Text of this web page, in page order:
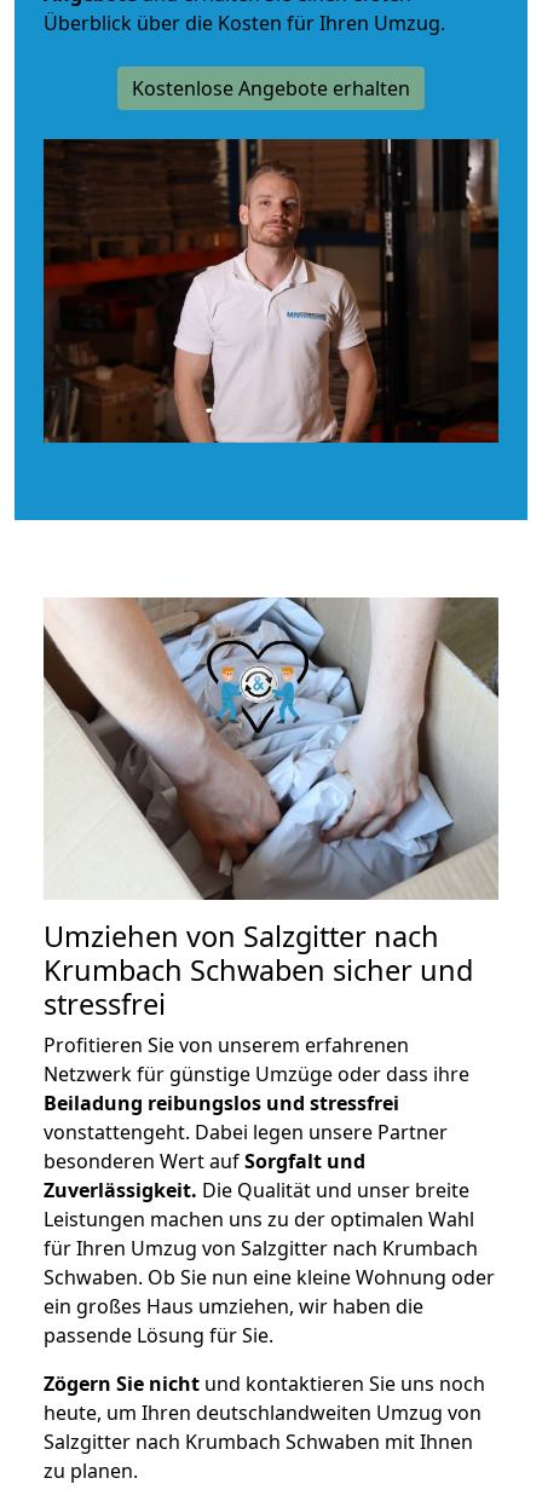
Überblick über die Kosten für Ihren Umzug.
Kostenlose Angebote erhalten
Umziehen von Salzgitter nach
Krumbach Schwaben sicher und
stressfrei
Profitieren Sie von unserem erfahrenen
Netzwerk für günstige Umzüge oder dass ihre
Beiladung reibungslos und stressfrei
vonstattengeht. Dabei legen unsere Partner
besonderen Wert aufSorgfalt und
Zuverlässigkeit. Die Qualität und unser breite
Leistungen machen uns zu der optimalen Wahl
für Ihren Umzug von Salzgitter nach Krumbach
Schwaben. Ob Sie nun eine kleine Wohnung oder
ein großes Haus umziehen, wir haben die
passende Lösung für Sie.
Zögern Sie nicht und kontaktieren Sie uns noch
heute, um Ihren deutschlandweiten Umzug von
Salzgitter nach Krumbach Schwaben mit Ihnen
zu planen.